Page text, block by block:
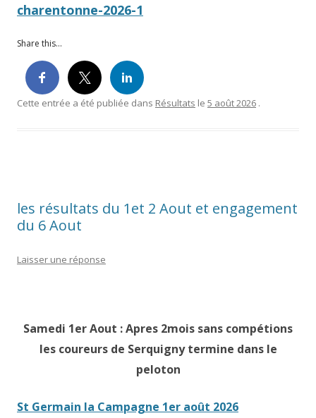
charentonne-2026-1
Share this...
Cette entrée a été publiée dans Résultats le 5 août 2026 .
les résultats du 1et 2 Aout et engagement
du 6 Aout
Laisser une réponse
Samedi 1er Aout : Apres 2mois sans compétions
les coureurs de Serquigny termine dans le
peloton
St Germain la Campagne 1er août 2026